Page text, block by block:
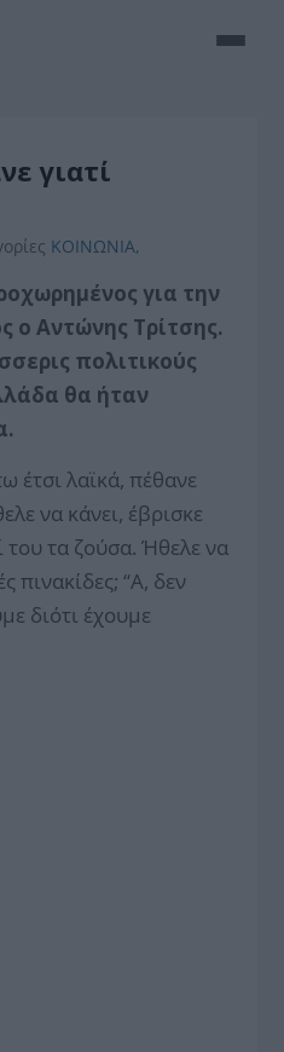
γιατί
ΚΟΙΝΩΝΙΑ,
για την
ο Αντώνης Τρίτσης.
πολιτικούς
θα ήταν
έτσι λαϊκά, πέθανε
να κάνει, έβρισκε
του τα ζούσα. Ήθελε να
πινακίδες; ‘‘Α, δεν
διότι έχουμε